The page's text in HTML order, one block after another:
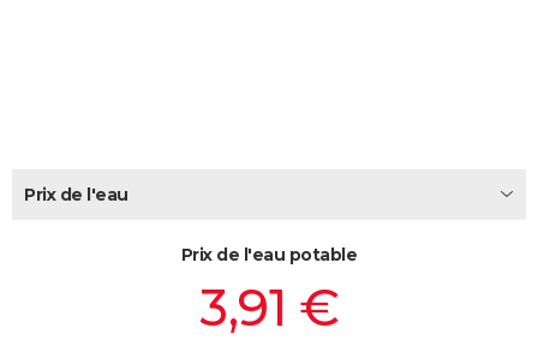
Prix de l'eau
Prix de l'eau potable
3,91 €